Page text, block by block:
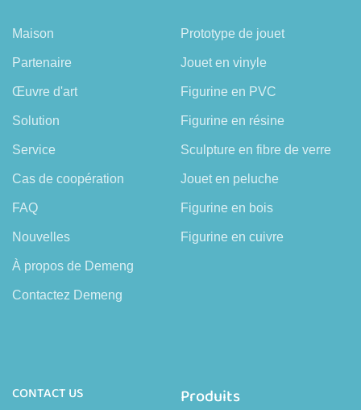
Maison
Partenaire
Œuvre d'art
Solution
Service
Cas de coopération
FAQ
Nouvelles
À propos de Demeng
Contactez Demeng
Prototype de jouet
Jouet en vinyle
Figurine en PVC
Figurine en résine
Sculpture en fibre de verre
Jouet en peluche
Figurine en bois
Figurine en cuivre
CONTACT US Produits